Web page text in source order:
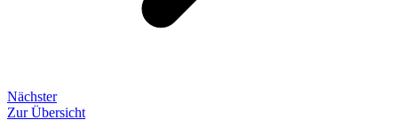
Nächster
Zur Übersicht